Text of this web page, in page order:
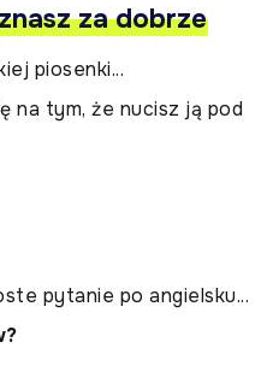
za dobrze
piosenki...
na tym, że nucisz ją pod
pytanie po angielsku...